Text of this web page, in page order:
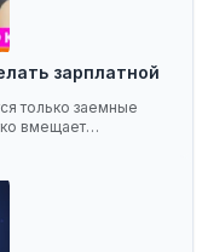
зарплатной
только заемные
вмещает…